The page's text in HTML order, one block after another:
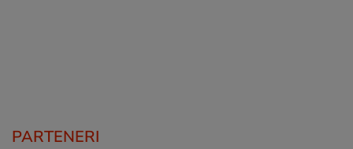
PARTENERI